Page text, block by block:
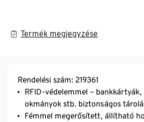
Termék megjegyzése
Rendelési szám: 219361
RFID-védelemmel – bankkártyák,
okmányok stb. biztonságos
Fémmel megerősített, állítható